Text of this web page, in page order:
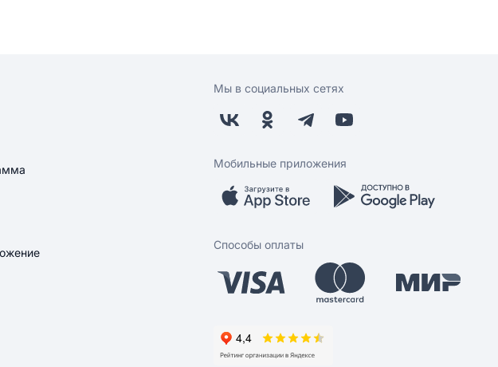
Мы в социальных сетях
Мобильные приложения
Способы оплаты